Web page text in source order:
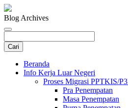
Blog Archives
Beranda
Info Kerja Luar Negeri
Proses Migrasi PPTKIS/
Pra Penempatan
Masa Penempatan